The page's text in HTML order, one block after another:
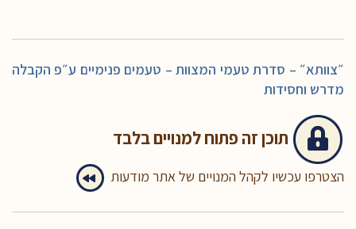
״צוותא״ – סדרת טעמי המצוות – טעמים פנימיים ע״פ הקבלה
מדרש וחסידות
תוכן זה פתוח למנויים בלבד
הצטרפו עכשיו לקהל המנויים של אתר מודעות